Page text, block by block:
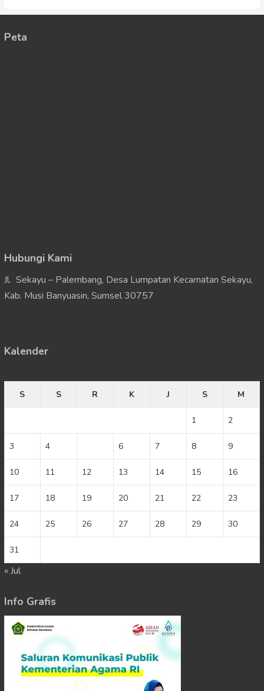
Peta
Hubungi Kami
Jl. Sekayu – Palembang, Desa Lumpatan Kecamatan Sekayu,
Kab. Musi Banyuasin, Sumsel 30757
Kalender
S
S R K J S M
1 2
3 4 6 7 8 9
10 11 12 13 14 15 16
17 18 19 20 21 22 23
24 25 26 27 28 29 30
31
« Jul
Info Grafis